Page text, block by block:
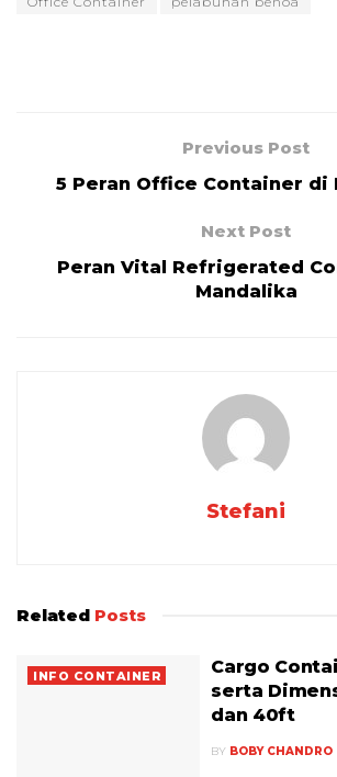
Previous Post
5 Peran Office Container di
Next Post
Peran Vital Refrigerated
Mandalika
Stefani
Related Posts
INFO CONTAINER
Cargo
serta
dan 40ft
BY BOBY CHANDRO